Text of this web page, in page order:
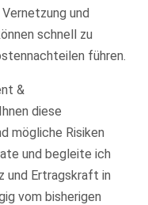
und
schnell zu
führen.
&
diese
mögliche Risiken
und begleite ich
und Ertragskraft in
vom bisherigen